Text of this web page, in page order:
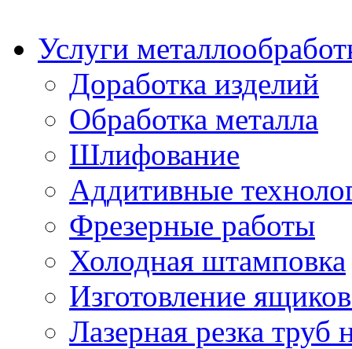
Услуги
Доработка изделий
Обработка металла
Шлифование
Аддитивные
Фрезерные работы
Холодная штамповка
Изготовление
Лазерная резка труб